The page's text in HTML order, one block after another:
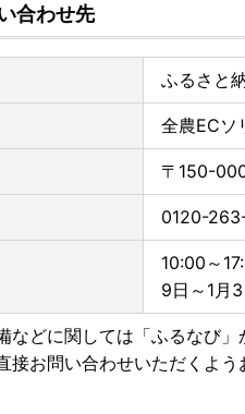
合わせ先
ふるさと
全農ECソ
〒150-
0120-
10:00～
9日～1月3
などに関しては「ふるなび」
接お問い合わせいただくよう